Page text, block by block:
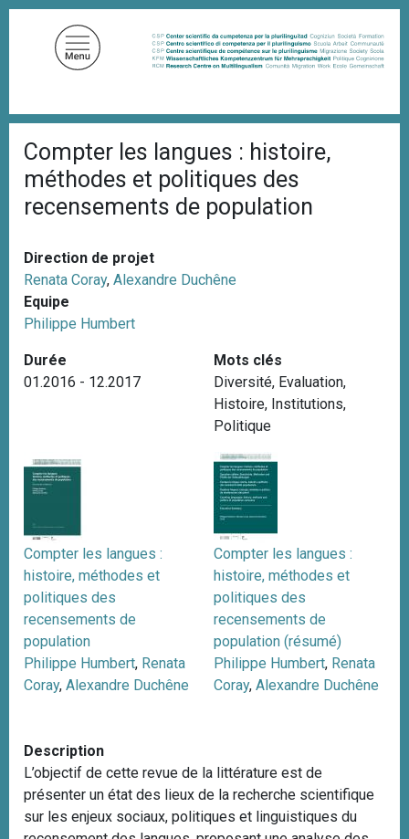
i
l
d
A
a
n
e
Compter les langues : histoire,
méthodes et politiques des
recensements de population
Direction de projet
Renata Coray, Alexandre Duchêne
Equipe
Philippe Humbert
Durée
01.2016 - 12.2017
Mots clés
Diversité, Evaluation,
Histoire, Institutions,
Politique
Compter les langues :
histoire, méthodes et
politiques des
recensements de
population
Philippe Humbert, Renata
Coray, Alexandre Duchêne
Compter les langues :
histoire, méthodes et
politiques des
recensements de
population (résumé)
Philippe Humbert, Renata
Coray, Alexandre Duchêne
Description
L’objectif de cette revue de la littérature est de
présenter un état des lieux de la recherche scientifique
sur les enjeux sociaux, politiques et linguistiques du